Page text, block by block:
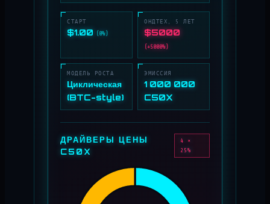
СТАРТ
$1.00 (0%)
ОНДТЕХ, 5 ЛЕТ
$5000
(+5000%)
МОДЕЛЬ РОСТА
Циклическая
(BTC-style)
ЭМИССИЯ
1 000 000
C50X
ДРАЙВЕРЫ ЦЕНЫ
C50X
4 ×
25%